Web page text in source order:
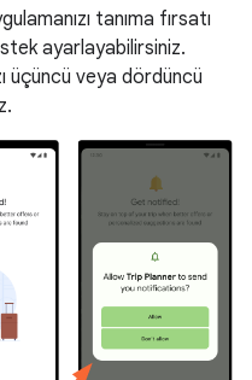
tanıma fırsatı
ayarlayabilirsiniz.
üçüncü veya dördüncü